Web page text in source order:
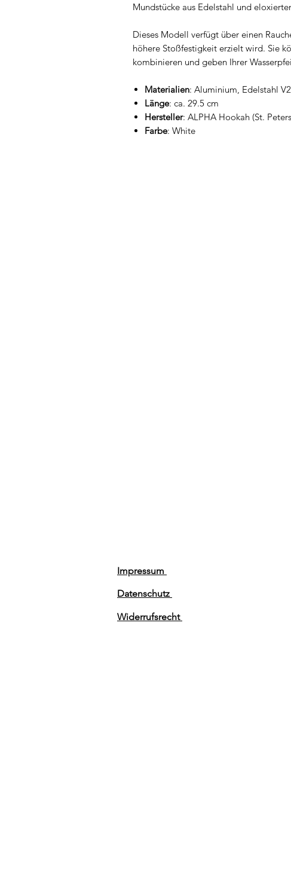
Mundstücke aus Edelstahl und
Dieses Modell verfügt über einen
höhere Stoßfestigkeit erzielt wird. Sie
kombinieren und geben Ihrer
Materialien: Aluminium, Edelstahl
Länge: ca. 29.5 cm
Hersteller: ALPHA Hookah (St.
Farbe: White
Impressum
Datenschutz
Widerrufsrecht